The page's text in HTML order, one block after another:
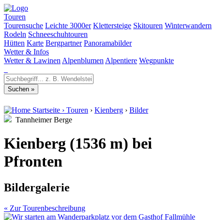
Touren
Tourensuche Leichte 3000er Klettersteige Skitouren Winterwandern
Rodeln Schneeschuhtouren
Hütten Karte Bergpartner Panoramabilder
Wetter & Infos
Wetter & Lawinen Alpenblumen Alpentiere Wegpunkte
Startseite › Touren › Kienberg › Bilder
Tannheimer Berge
Kienberg (1536 m) bei
Pfronten
Bildergalerie
« Zur Tourenbeschreibung